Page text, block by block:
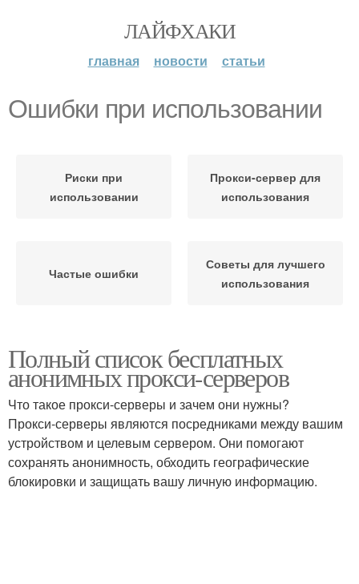
ЛАЙФХАКИ
главная новости статьи
Ошибки при использовании
Риски при
использовании
Прокси-сервер для
использования
Частые ошибки
Советы для лучшего
использования
Полный список бесплатных
анонимных прокси-серверов
Что такое прокси-серверы и зачем они нужны?
Прокси-серверы являются посредниками между вашим
устройством и целевым сервером. Они помогают
сохранять анонимность, обходить географические
блокировки и защищать вашу личную информацию.